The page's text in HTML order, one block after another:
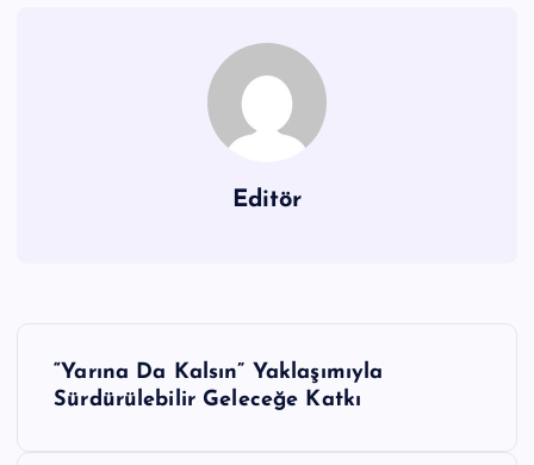
Editör
“Yarına Da Kalsın” Yaklaşımıyla
Sürdürülebilir Geleceğe Katkı